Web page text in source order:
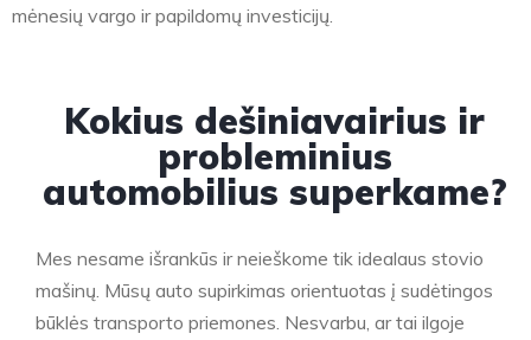
mėnesių vargo ir papildomų investicijų.
Kokius dešiniavairius ir
probleminius
automobilius superkame?
Mes nesame išrankūs ir neieškome tik idealaus stovio
mašinų. Mūsų auto supirkimas orientuotas į sudėtingos
būklės transporto priemones. Nesvarbu, ar tai ilgoje